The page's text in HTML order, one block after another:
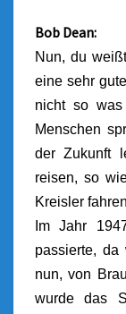
Bob Dean:
Nun, du
eine sehr
nicht so
Menschen
der Zukunft
reisen, so
Kreisler
Im Jahr
passierte, da
nun, von
wurde das